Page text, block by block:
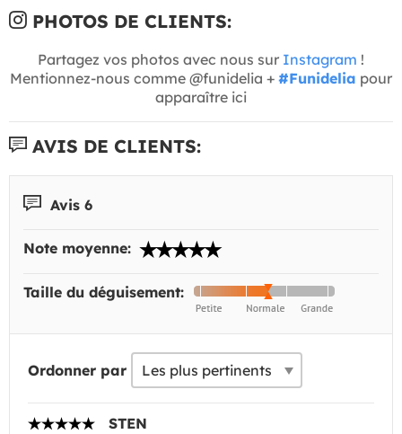
PHOTOS DE CLIENTS:
Partagez vos photos avec nous sur Instagram !
Mentionnez-nous comme @funidelia + #Funidelia pour
apparaître ici
AVIS DE CLIENTS:
Avis 6
Note moyenne:
Taille du déguisement:
Ordonner par
STEN